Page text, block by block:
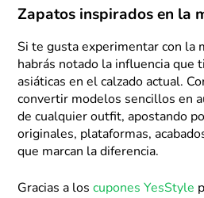
Zapatos inspirados en la
Si te gusta experimentar con la
habrás notado la influencia que
asiáticas en el calzado actual.
convertir modelos sencillos en
de cualquier outfit, apostando
originales, plataformas,
que marcan la diferencia.
Gracias a loscupones YesStyle